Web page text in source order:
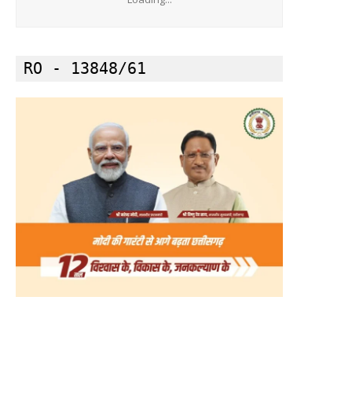
RO - 13848/61